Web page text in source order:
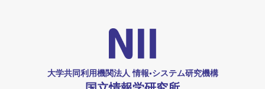
大学共同利用機関法人 情報•システム研究機構